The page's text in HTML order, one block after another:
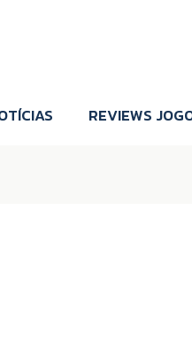
REVIEWS